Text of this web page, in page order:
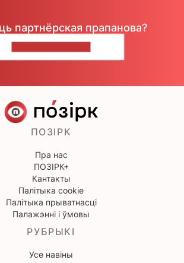
партнёрская прапанова?
ПОЗІРК
Пра нас
ПОЗІРК+
Кантакты
Палітыка cookie
Палітыка прыватнасці
Палажэнні і ўмовы
РУБРЫКІ
Усе навіны